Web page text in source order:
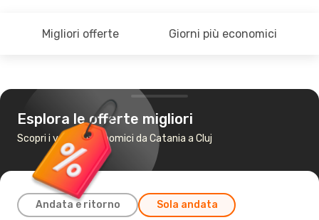
Migliori offerte Giorni più economici
Esplora le offerte migliori
Scopri i voli più economici da Catania a Cluj
Andata e ritorno Sola andata